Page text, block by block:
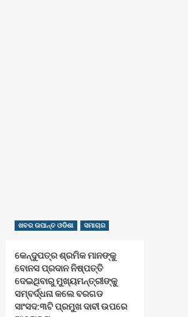
ଖବର ଉପାନ୍ତ ଓଡିଶା ସମାଚାର
କେନ୍ଦୁପତ୍ର ଶ୍ରମିକ ମାନଙ୍କୁ
ବୋନସ ପ୍ରଦାନ ନିଷ୍ପତ୍ତି
ଦେଇଥିବାରୁ ମୁଖ୍ୟମନ୍ତ୍ରୀଙ୍କୁ
ସମ୍ବର୍ଦ୍ଧନା କଲେ ବରଗଡ
ସାଂସଦ:୩ଟି ପ୍ରମୁଖ ଦାବୀ ଉପରେ